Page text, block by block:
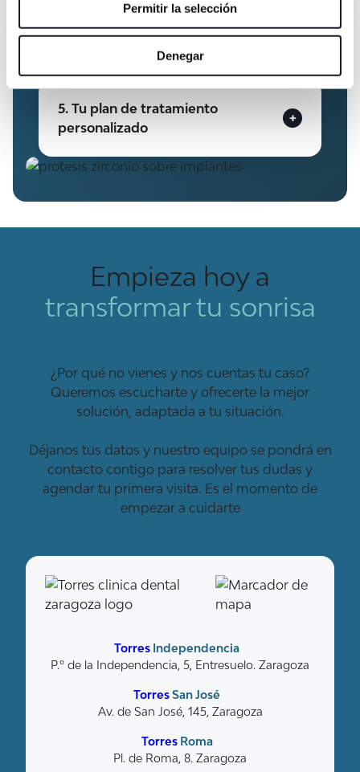
Permitir la selección
Denegar
5. Tu plan de tratamiento
personalizado
Empieza hoy a
transformar tu sonrisa
¿Por qué no vienes y nos cuentas tu caso?
Queremos escucharte y ofrecerte la mejor
solución, adaptada a tu situación.
Déjanos tus datos y nuestro equipo se pondrá en
contacto contigo para resolver tus dudas y
agendar tu primera visita. Es el momento de
empezar a cuidarte
Torres Independencia
P.º de la Independencia, 5, Entresuelo. Zaragoza
TorresSan José
Av. de San José, 145, Zaragoza
Torres Roma
Pl. de Roma, 8. Zaragoza